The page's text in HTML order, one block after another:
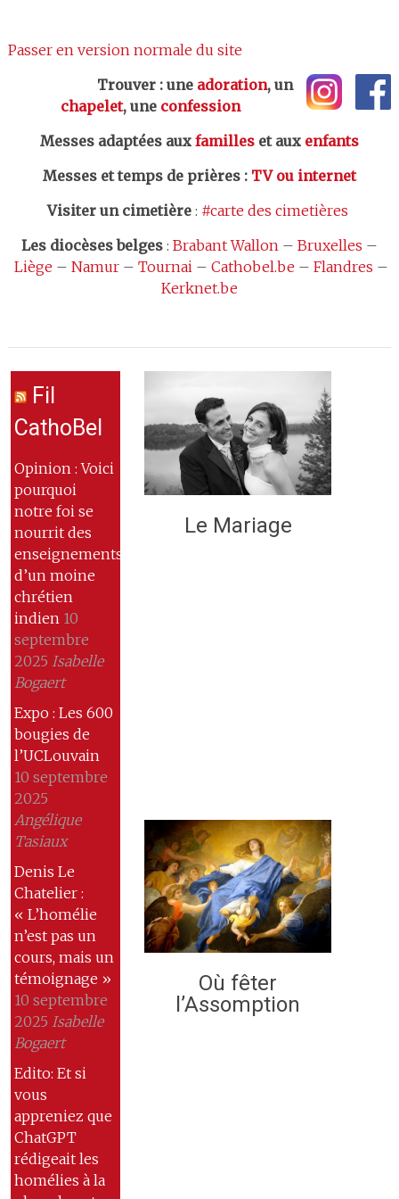
Passer en version normale du site
Trouver : une adoration, un
chapelet, une confession
Messes adaptées aux familleset aux enfants
Messes et temps de prières: TV ou internet
Visiter un cimetière: #carte des cimetières
Les diocèses belges: Brabant Wallon– Bruxelles –
Liège – Namur– Tournai– Cathobel.be – Flandres –
Kerknet.be
Fil
CathoBel
Opinion : Voici
pourquoi
notre foi se
nourrit des
enseignements
d’un moine
chrétien
indien 10
septembre
2025 Isabelle
Bogaert
Expo : Les 600
bougies de
l’UCLouvain
10 septembre
2025
Angélique
Tasiaux
Denis Le
Chatelier :
« L’homélie
n’est pas un
cours, mais un
témoignage »
10 septembre
2025 Isabelle
Bogaert
Edito: Et si
vous
appreniez que
ChatGPT
rédigeait les
homélies à la
Le Mariage
Où fêter
l’Assomption